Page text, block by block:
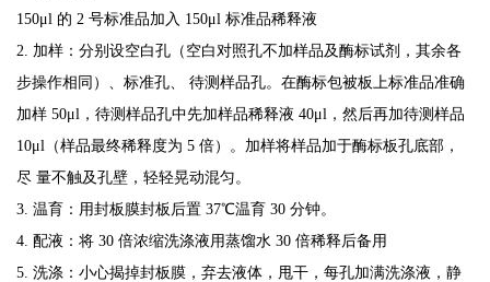
150μl 的 2号标准品加入 150μl标准品稀释液
2. 加样：分别设空白孔（空白对照孔不加样品及酶标试剂，其余各
步操作相同）、标准孔、待测样品孔。在酶标包被板上标准品准确
加样50μl ，待测样品孔中先加样品稀释液40μl ，然后再加待测样品
10μl （样品最终稀释度为5倍）。加样将样品加于酶标板孔底部，
尽量不触及孔壁，轻轻晃动混匀。
3.温育：用封板膜封板后置37℃温育 30分钟。
4.配液：将30倍浓缩洗涤液用蒸馏水30倍稀释后备用
5.洗涤：小心揭掉封板膜，弃去液体，甩干，每孔加满洗涤液，静